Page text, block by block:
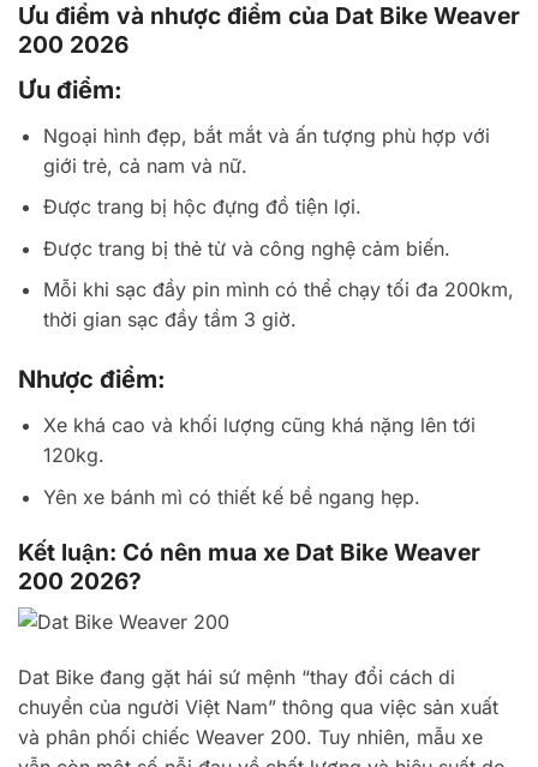
Ưu điểm và nhược điểm của Dat Bike Weaver
200 2026
Ưu điểm:
Ngoại hình đẹp, bắt mắt và ấn tượng phù hợp với
giới trẻ, cả nam và nữ.
Được trang bị hộc đựng đồ tiện lợi.
Được trang bị thẻ từ và công nghệ cảm biến.
Mỗi khi sạc đầy pin mình có thể chạy tối đa 200km,
thời gian sạc đầy tầm 3 giờ.
Nhược điểm:
Xe khá cao và khối lượng cũng khá nặng lên tới
120kg.
Yên xe bánh mì có thiết kế bề ngang hẹp.
Kết luận: Có nên mua xe Dat Bike Weaver
200 2026?
Dat Bike đang gặt hái sứ mệnh “thay đổi cách di
chuyển của người Việt Nam” thông qua việc sản xuất
và phân phối chiếc Weaver 200. Tuy nhiên, mẫu xe